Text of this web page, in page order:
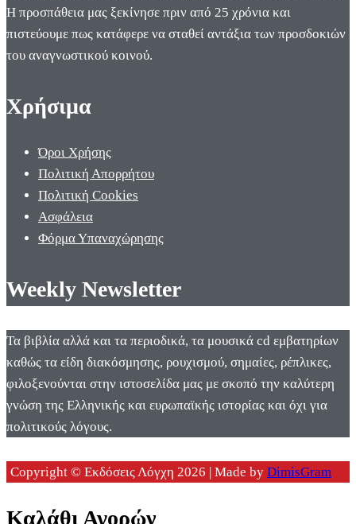
Η προσπάθεια μας ξεκίνησε πριν από 25 χρόνια και
πιστεύουμε πως κατάφερε να σταθεί αντάξια των προσδοκιών
του αναγνωστικού κοινού.
Χρήσιμα
Όροι Χρήσης
Πολιτική Απορρήτου
Πολιτική Cookies
Ασφάλεια
Φόρμα Υπαναχώρησης
Weekly Newsletter
Τα βιβλία αλλά και τα περιοδικά, τα μουσικά cd εμβατηρίων
καθώς τα είδη διακόσμησης, ρουχισμού, σημαίες, ρέπλικες,
φιλοξενούνται στην ιστοσελίδα μας με σκοπό την καλύτερη
γνώση της Ελληνικής και ευρωπαϊκής ιστορίας και όχι για
πολιτικούς λόγους.
Copyright © Εκδόσεις Λόγχη 2026 | Made by DimisGram
Καλάθι Αγορών